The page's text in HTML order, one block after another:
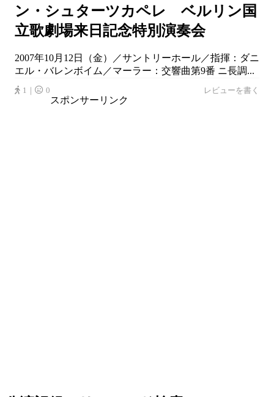
ン・シュターツカペレ ベルリン国
立歌劇場来日記念特別演奏会
2007年10月12日（金）／サントリーホール／指揮：ダニ
エル・バレンボイム／マーラー：交響曲第9番 ニ長調...
1｜ 0 レビューを書く
スポンサーリンク